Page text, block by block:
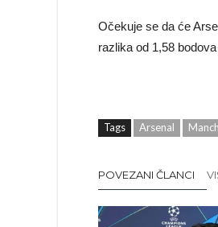
Očekuje se da će
razlika od 1,58
Tags Arsenal
POVEZANI ČLANCI